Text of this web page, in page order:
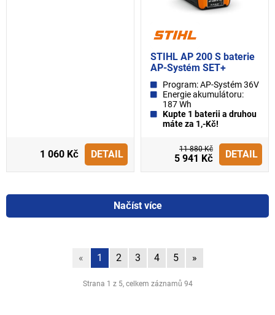
1 060 Kč DETAIL
STIHL AP 200 S baterie
AP-Systém SET+
Program: AP-Systém 36V
Energie akumulátoru:
187 Wh
Kupte 1 baterii a druhou
máte za 1,-Kč!
11 880 Kč
5 941 Kč DETAIL
Načíst více
« 1 2 3 4 5 »
Strana 1 z 5, celkem záznamů 94